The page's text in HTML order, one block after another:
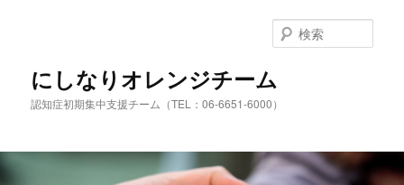
にしなりオレンジチーム
認知症初期集中支援チーム（TEL：06-6651-6000）
索